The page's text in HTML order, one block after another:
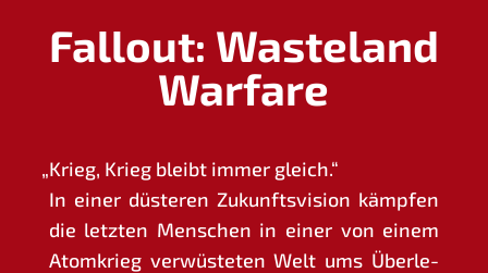
Fallout: Wasteland
Warfare
„Krieg, Krieg bleibt immer gleich.“
In einer düs­te­ren Zukunfts­vi­si­on kämp­fen
die letz­ten Men­schen in einer von einem
Atom­krieg ver­wüs­te­ten Welt ums Über­le­